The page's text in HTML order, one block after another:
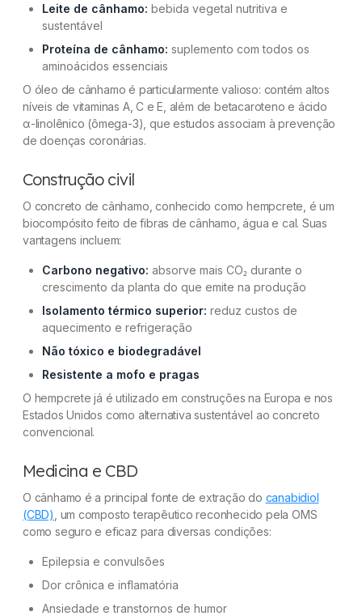
Leite de cânhamo: bebida vegetal nutritiva e
sustentável
Proteína de cânhamo: suplemento com todos os
aminoácidos essenciais
O óleo de cânhamo é particularmente valioso: contém altos
níveis de vitaminas A, C e E, além de betacaroteno e ácido
α-linolênico (ômega-3), que estudos associam à prevenção
de doenças coronárias.
Construção civil
O concreto de cânhamo, conhecido comohempcrete , é um
biocompósito feito de fibras de cânhamo, água e cal. Suas
vantagens incluem:
Carbono negativo: absorve mais CO₂ durante o
crescimento da planta do que emite na produção
Isolamento térmico superior: reduz custos de
aquecimento e refrigeração
Não tóxico e biodegradável
Resistente a mofo e pragas
O hempcrete já é utilizado em construções na Europa e nos
Estados Unidos como alternativa sustentável ao concreto
convencional.
Medicina e CBD
O cânhamo é a principal fonte de extração do canabidiol
(CBD) , um composto terapêutico reconhecido pela OMS
como seguro e eficaz para diversas condições:
Epilepsia e convulsões
Dor crônica e inflamatória
Ansiedade e transtornos de humor